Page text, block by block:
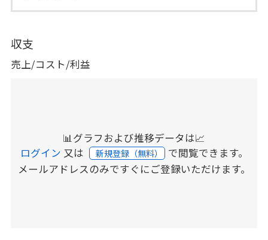
収支
売上/コスト/利益
📊グラフおよび推移データは📈
ログイン 又は 新規登録（無料） で閲覧できます。
メールアドレスのみですぐにご登録いただけます。